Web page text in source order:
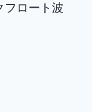
フロート波